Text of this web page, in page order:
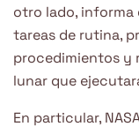
otro lado,
tareas de rutina,
procedimientos y
lunar que
En particular,